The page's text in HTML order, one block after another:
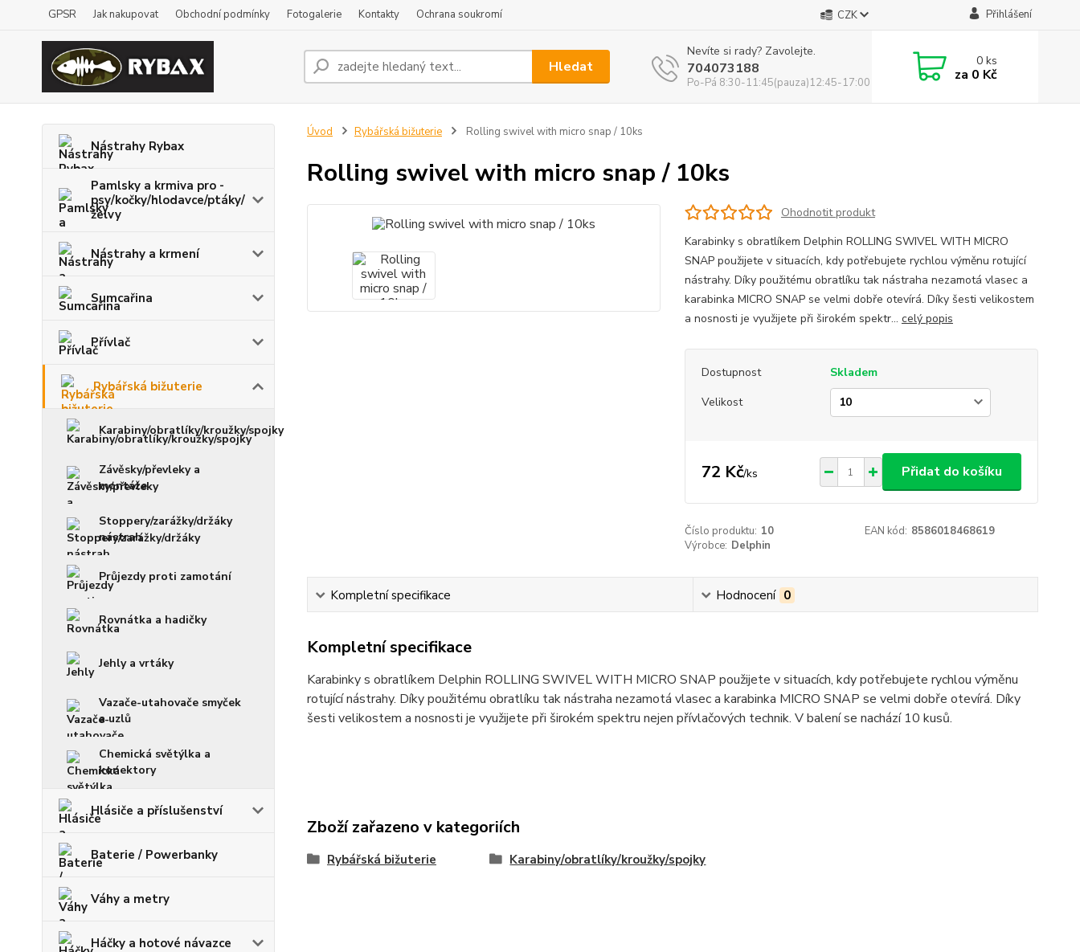
GPSR Jak nakupovat Obchodní podmínky Fotogalerie Kontakty Ochrana soukromí CZK Přihlášení
Hledat
Nevíte si rady? Zavolejte.
704073188
Po-Pá 8:30-11:45(pauza)12:45-17:00
0ks
za 0 Kč
Nástrahy Rybax
Pamlsky a krmiva pro -
psy/kočky/hlodavce/ptáky/
želvy
Nástrahy a krmení
Sumcařina
Přívlač
Rybářská bižuterie
Karabiny/obratlíky/kroužky/spojky
Závěsky/převleky a
montáže
Stoppery/zarážky/držáky
nástrah
Průjezdy proti zamotání
Rovnátka a hadičky
Jehly a vrtáky
Vazače-utahovače smyček
a uzlů
Chemická světýlka a
konektory
Hlásiče a příslušenství
Baterie / Powerbanky
Váhy a metry
Háčky a hotové návazce
Úvod Rybářská bižuterie Rolling swivel with micro snap / 10ks
Rolling swivel with micro snap / 10ks
Ohodnotit produkt
Karabinky s obratlíkem Delphin ROLLING SWIVEL WITH MICRO
SNAP použijete v situacích, kdy potřebujete rychlou výměnu rotující
nástrahy. Díky použitému obratlíku tak nástraha nezamotá vlasec a
karabinka MICRO SNAP se velmi dobře otevírá. Díky šesti velikostem
a nosnosti je využijete při širokém spektr... celý popis
Dostupnost
Skladem
Velikost
72 Kč/ks Přidat do košíku
Číslo produktu: 10 EAN kód: 8586018468619
Výrobce: Delphin
Kompletní specifikace Hodnocení 0
Kompletní specifikace
Karabinky s obratlíkem Delphin ROLLING SWIVEL WITH MICRO SNAP použijete v situacích, kdy potřebujete rychlou výměnu
rotující nástrahy. Díky použitému obratlíku tak nástraha nezamotá vlasec a karabinka MICRO SNAP se velmi dobře otevírá. Díky
šesti velikostem a nosnosti je využijete při širokém spektru nejen přívlačových technik. V balení se nachází 10 kusů.
Zboží zařazeno v kategoriích
Rybářská bižuterie Karabiny/obratlíky/kroužky/spojky